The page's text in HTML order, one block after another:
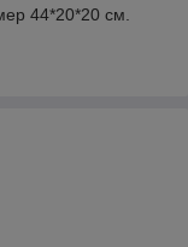
44*20*20 см.